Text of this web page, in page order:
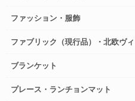
ファッション・服飾
ファブリック（現行品）・北欧ヴ
ブランケット
プレース・ランチョンマット